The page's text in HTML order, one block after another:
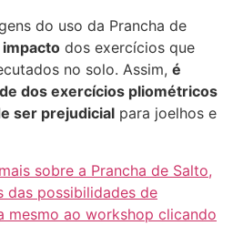
do uso da Prancha de
dos exercícios que
no solo. Assim, é
dos exercícios pliométricos
ser prejudicial para joelhos e
sobre a Prancha de Salto,
das possibilidades de
mesmo ao workshop clicando